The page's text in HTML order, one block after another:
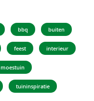
bbq buiten
feest interieur
moestuin
tuininspiratie